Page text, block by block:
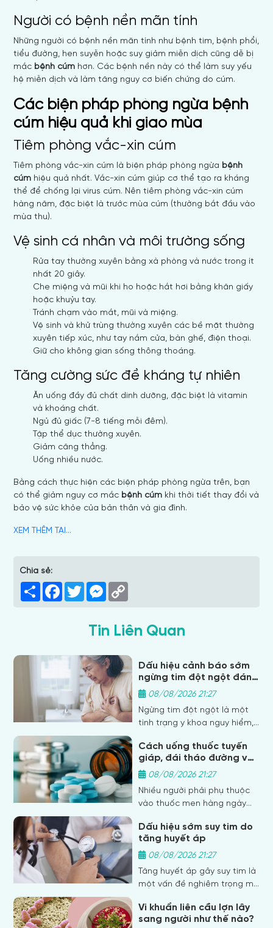
Người có bệnh nền mãn tính
Những người có bệnh nền mãn tính như bệnh tim, bệnh phổi,
tiểu đường, hen suyễn hoặc suy giảm miễn dịch cũng dễ bị
mắc bệnh cúm hơn. Các bệnh nền này có thể làm suy yếu
hệ miễn dịch và làm tăng nguy cơ biến chứng do cúm.
Các biện pháp phòng ngừa bệnh
cúm hiệu quả khi giao mùa
Tiêm phòng vắc-xin cúm
Tiêm phòng vắc-xin cúm là biện pháp phòng ngừa bệnh
cúm hiệu quả nhất. Vắc-xin cúm giúp cơ thể tạo ra kháng
thể để chống lại virus cúm. Nên tiêm phòng vắc-xin cúm
hàng năm, đặc biệt là trước mùa cúm (thường bắt đầu vào
mùa thu).
Vệ sinh cá nhân và môi trường sống
Rửa tay thường xuyên bằng xà phòng và nước trong ít
nhất 20 giây.
Che miệng và mũi khi ho hoặc hắt hơi bằng khăn giấy
hoặc khuỷu tay.
Tránh chạm vào mắt, mũi và miệng.
Vệ sinh và khử trùng thường xuyên các bề mặt thường
xuyên tiếp xúc, như tay nắm cửa, bàn ghế, điện thoại.
Giữ cho không gian sống thông thoáng.
Tăng cường sức đề kháng tự nhiên
Ăn uống đầy đủ chất dinh dưỡng, đặc biệt là vitamin
và khoáng chất.
Ngủ đủ giấc (7-8 tiếng mỗi đêm).
Tập thể dục thường xuyên.
Giảm căng thẳng.
Uống nhiều nước.
Bằng cách thực hiện các biện pháp phòng ngừa trên, bạn
có thể giảm nguy cơ mắc bệnh cúm khi thời tiết thay đổi và
bảo vệ sức khỏe của bản thân và gia đình.
XEM THÊM TẠI...
Chia sẻ:
Share Facebook
TwitterMessenger
Tin Liên Quan
Dấu hiệu cảnh báo sớm
ngừng tim đột ngột đáng
chú ý
08/08/2026 21:27
Ngừng tim đột ngột là một
tình trạng y khoa nguy hiểm,
trong vài phút nếu không
được xử trí kịp thời. Việc nhận
biết sớm các dấu hiệu cảnh
báo giúp tăng cơ hội sống
sót và giảm thiểu biến chứng
giúp bạn tìm hiểu về những
dấu hiệu quan trọng không
nên bỏ qua.
Cách uống thuốc tuyến
giáp, đái tháo đường và
sắt an toàn, hiệu quả
08/08/2026 21:27
Nhiều người phải phụ thuộc
vào thuốc men hàng ngày
khỏe, nhưng việc dùng sai
cách khiến thuốc trở nên
kém hiệu quả, không kiểm
soát được bệnh…
Dấu hiệu sớm suy tim do
tăng huyết áp
08/08/2026 21:27
Tăng huyết áp gây suy tim là
một vấn đề nghiêm trọng mà
mặt. Tình trạng này có thể
dẫn đến những biến chứng
Vi khuẩn liên cầu lợn lây
sang người như thế nào?